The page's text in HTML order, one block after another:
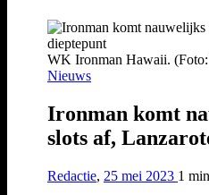
WK Ironman Hawaii.
Nieuws
Ironman komt
slots af,
Redactie, 25 mei 2023 1 min